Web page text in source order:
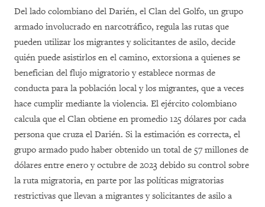
Del lado colombiano del Darién, el Clan del Golfo, un grupo
armado involucrado en narcotráfico, regula las rutas que
pueden utilizar los migrantes y solicitantes de asilo, decide
quién puede asistirlos en el camino, extorsiona a quienes se
benefician del flujo migratorio y establece normas de
conducta para la población local y los migrantes, que a veces
hace cumplir mediante la violencia. El ejército colombiano
calcula que el Clan obtiene en promedio 125 dólares por cada
persona que cruza el Darién. Si la estimación es correcta, el
grupo armado pudo haber obtenido un total de 57 millones de
dólares entre enero y octubre de 2023 debido su control sobre
la ruta migratoria, en parte por las políticas migratorias
restrictivas que llevan a migrantes y solicitantes de asilo a